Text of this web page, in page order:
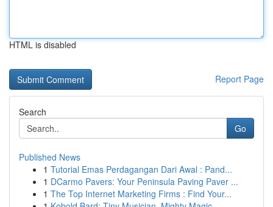
HTML is disabled
Report Page
Search
Go
Published News
1 Tutorial Emas Perdagangan Dari Awal : Pand...
1 DCarmo Pavers: Your Peninsula Paving Paver ...
1 The Top Internet Marketing Firms : Find Your...